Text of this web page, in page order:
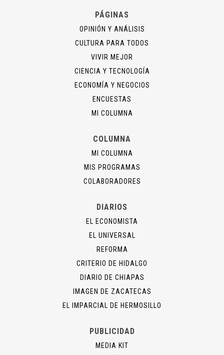
PÁGINAS
OPINIÓN Y ANÁLISIS
CULTURA PARA TODOS
VIVIR MEJOR
CIENCIA Y TECNOLOGÍA
ECONOMÍA Y NEGOCIOS
ENCUESTAS
MI COLUMNA
COLUMNA
MI COLUMNA
MIS PROGRAMAS
COLABORADORES
DIARIOS
EL ECONOMISTA
EL UNIVERSAL
REFORMA
CRITERIO DE HIDALGO
DIARIO DE CHIAPAS
IMAGEN DE ZACATECAS
EL IMPARCIAL DE HERMOSILLO
PUBLICIDAD
MEDIA KIT